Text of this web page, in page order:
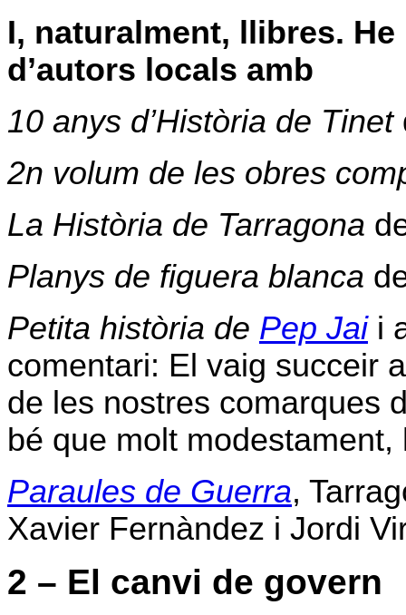
I, naturalment, llibres.
d’autors locals amb
10 anys d’Història de Tinet
2n volum de les obres
La Història de Tarragona
Planys de figuera blanca
Petita història de Pep Jaii
comentari: El vaig succeir
de les nostres comarques
bé que molt
Paraules de Guerra,
Xavier Fernàndez i Jordi
2 – El canvi de govern